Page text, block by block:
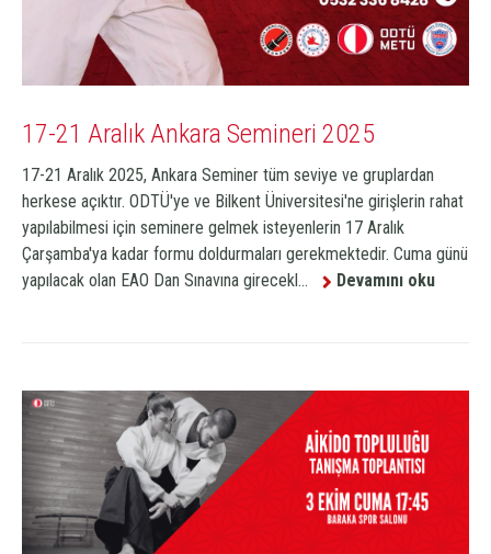
17-21 Aralık Ankara Semineri 2025
17-21 Aralık 2025, Ankara Seminer tüm seviye ve gruplardan
herkese açıktır. ODTÜ'ye ve Bilkent Üniversitesi'ne girişlerin rahat
yapılabilmesi için seminere gelmek isteyenlerin 17 Aralık
Çarşamba'ya kadar formu doldurmaları gerekmektedir. Cuma günü
yapılacak olan EAO Dan Sınavına girecekl...
Devamını oku